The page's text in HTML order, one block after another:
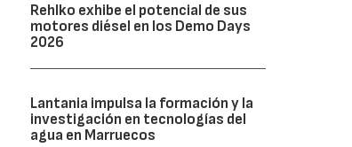
Rehlko exhibe el potencial de sus
motores diésel en los Demo Days
2026
Lantania impulsa la formación y la
investigación en tecnologías del
agua en Marruecos